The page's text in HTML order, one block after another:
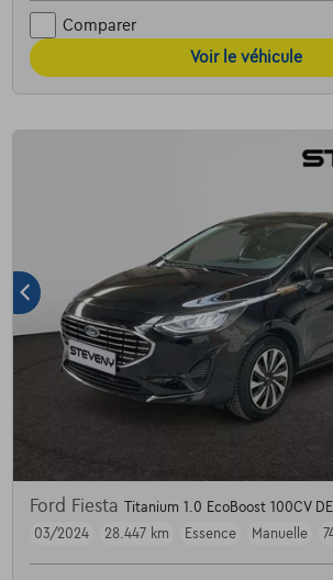
Comparer
Voir le véhicule
Ford Fiesta Titanium 1.0 EcoBoost 100CV
03/2024
28.447 km Essence Manuelle